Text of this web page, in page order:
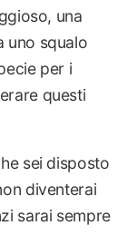
una
uno squalo
per i
questi
sei disposto
diventerai
sarai sempre